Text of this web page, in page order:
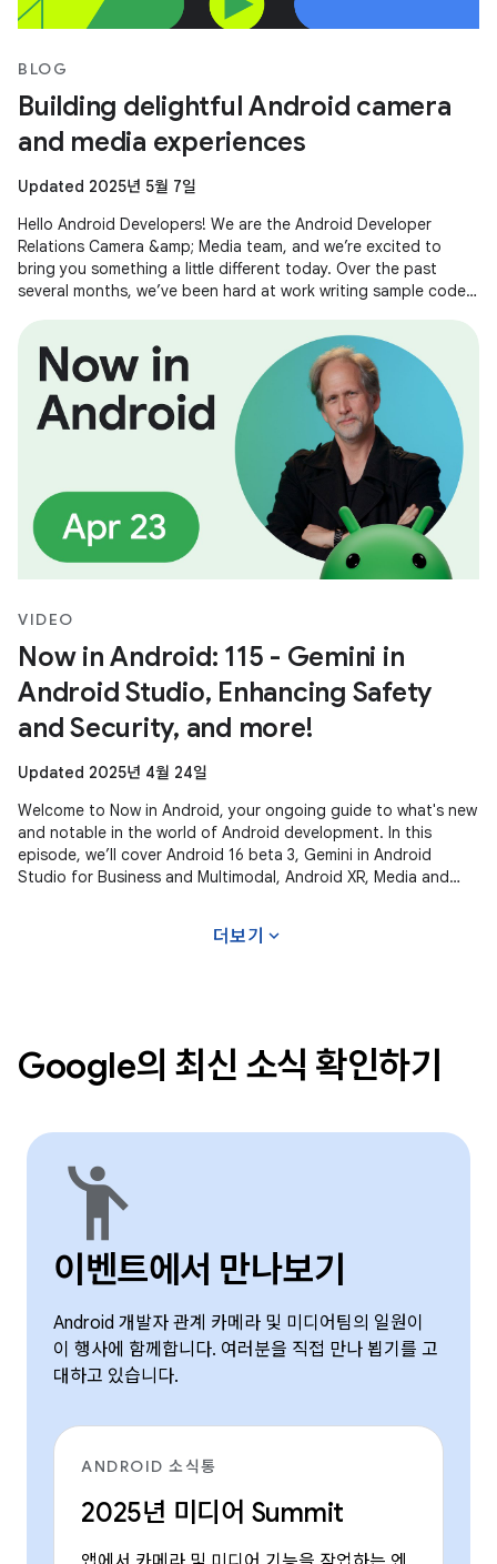
BLOG
Building delightful Android camera
and media experiences
Updated 2025년 5월 7일
Hello Android Developers! We are the Android Developer
Relations Camera &amp; Media team, and we’re excited to
bring you something a little different today. Over the past
several months, we’ve been hard at work writing sample code
VIDEO
Now in Android: 115 - Gemini in
Android Studio, Enhancing Safety
and Security, and more!
Updated 2025년 4월 24일
Welcome to Now in Android, your ongoing guide to what's new
and notable in the world of Android development. In this
episode, we’ll cover Android 16 beta 3, Gemini in Android
Studio for Business and Multimodal, Android XR, Media and
더보기 expand_more
Google의 최신 소식 확인하기
emoji_people
이벤트에서 만나보기
Android 개발자 관계 카메라 및 미디어팀의 일원이
이 행사에 함께합니다. 여러분을 직접 만나 뵙기를 고
대하고 있습니다.
ANDROID 소식통
2025년 미디어 Summit